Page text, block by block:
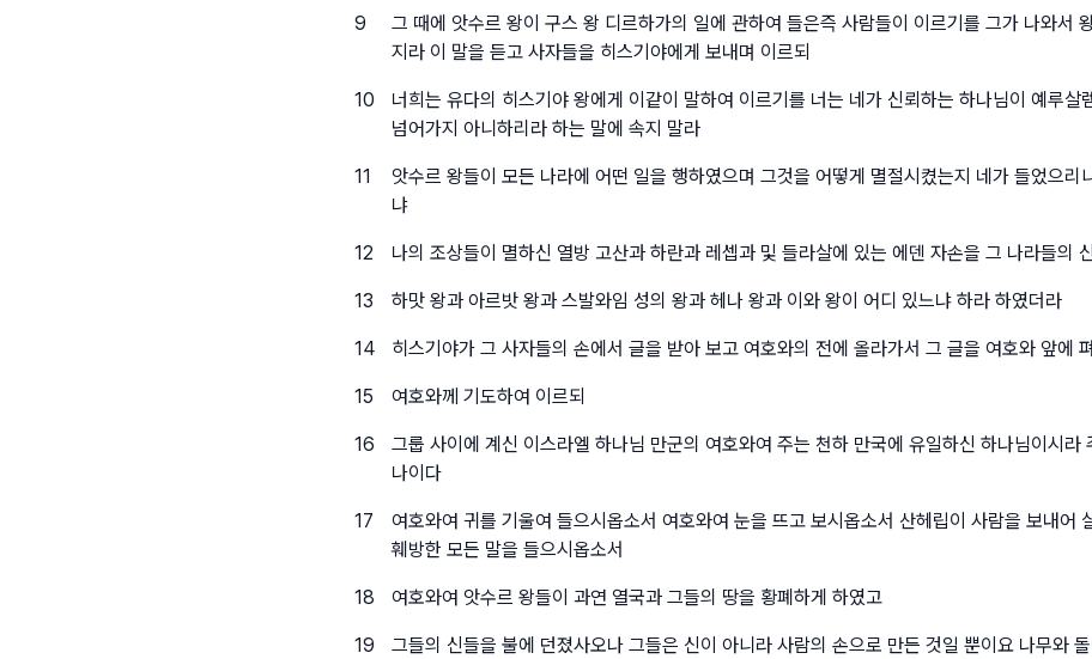
9
그 때에 앗수르 왕이 구스 왕 디르하가의 일에 관하여 들은즉 사람들이 이르기를 그가 나와서
지라 이 말을 듣고 사자들을 히스기야에게 보내며 이르되
10
너희는 유다의 히스기야 왕에게 이같이 말하여 이르기를 너는 네가 신뢰하는 하나님이 예루살
넘어가지 아니하리라 하는 말에 속지 말라
11
앗수르 왕들이 모든 나라에 어떤 일을 행하였으며 그것을 어떻게 멸절시켰는지 네가 들었으리
냐
12 나의 조상들이 멸하신 열방 고산과 하란과 레셉과 및 들라살에 있는 에덴 자손을 그 나라들의
13 하맛 왕과 아르밧 왕과 스발와임 성의 왕과 헤나 왕과 이와 왕이 어디 있느냐 하라 하였더라
14 히스기야가 그 사자들의 손에서 글을 받아 보고 여호와의 전에 올라가서 그 글을 여호와 앞에
15 여호와께 기도하여 이르되
16
그룹 사이에 계신 이스라엘 하나님 만군의 여호와여 주는 천하 만국에 유일하신 하나님이시라
나이다
17
여호와여 귀를 기울여 들으시옵소서 여호와여 눈을 뜨고 보시옵소서 산헤립이 사람을 보내어
훼방한 모든 말을 들으시옵소서
18 여호와여 앗수르 왕들이 과연 열국과 그들의 땅을 황폐하게 하였고
19
그들의 신들을 불에 던졌사오나 그들은 신이 아니라 사람의 손으로 만든 것일 뿐이요 나무와